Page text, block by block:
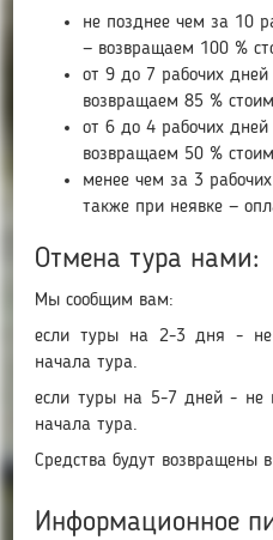
не позднее чем за 10
— возвращаем 100 %
от 9 до 7 рабочих
возвращаем 85 %
от 6 до 4 рабочих
возвращаем 50 %
менее чем за 3
также при неявке —
Отмена тура нами:
Мы сообщим вам:
если туры на 2-3 дня -
начала тура.
если туры на 5-7 дней - не
начала тура.
Средства будут возвращены
Информационное